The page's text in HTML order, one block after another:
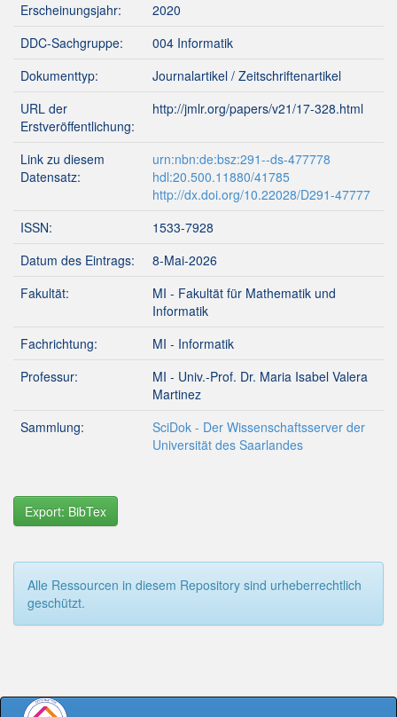
Erscheinungsjahr:
2020
DDC-Sachgruppe:
004 Informatik
Dokumenttyp:
Journalartikel / Zeitschriftenartikel
URL der
Erstveröffentlichung:
http://jmlr.org/papers/v21/17-328.html
Link zu diesem
Datensatz:
urn:nbn:de:bsz:291--ds-477778
hdl:20.500.11880/41785
http://dx.doi.org/10.22028/D291-47777
ISSN:
1533-7928
Datum des Eintrags:
8-Mai-2026
Fakultät:
MI - Fakultät für Mathematik und
Informatik
Fachrichtung:
MI - Informatik
Professur:
MI - Univ.-Prof. Dr. Maria Isabel Valera
Martinez
Sammlung:
SciDok - Der Wissenschaftsserver der
Universität des Saarlandes
Export: BibTex
Alle Ressourcen in diesem Repository sind urheberrechtlich
geschützt.